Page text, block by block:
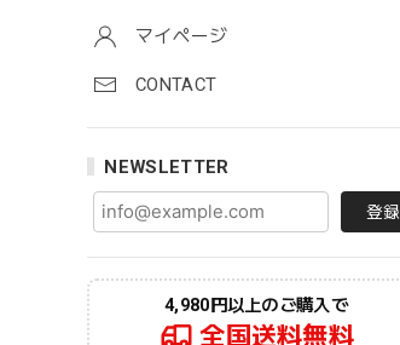
マイページ
CONTACT
NEWSLETTER
登録
4,980円以上のご購入で
全国送料無料